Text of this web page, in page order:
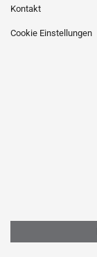
Kontakt
Cookie Einstellungen